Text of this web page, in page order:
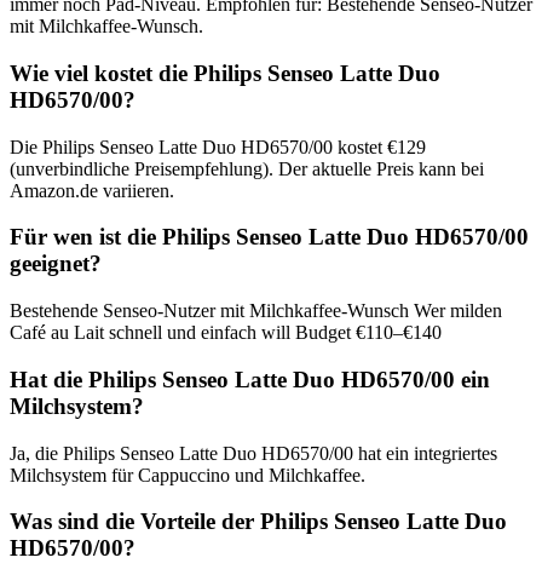
immer noch Pad-Niveau. Empfohlen für: Bestehende Senseo-Nutzer
mit Milchkaffee-Wunsch.
Wie viel kostet die Philips Senseo Latte Duo
HD6570/00?
Die Philips Senseo Latte Duo HD6570/00 kostet €129
(unverbindliche Preisempfehlung). Der aktuelle Preis kann bei
Amazon.de variieren.
Für wen ist die Philips Senseo Latte Duo HD6570/00
geeignet?
Bestehende Senseo-Nutzer mit Milchkaffee-Wunsch Wer milden
Café au Lait schnell und einfach will Budget €110–€140
Hat die Philips Senseo Latte Duo HD6570/00 ein
Milchsystem?
Ja, die Philips Senseo Latte Duo HD6570/00 hat ein integriertes
Milchsystem für Cappuccino und Milchkaffee.
Was sind die Vorteile der Philips Senseo Latte Duo
HD6570/00?